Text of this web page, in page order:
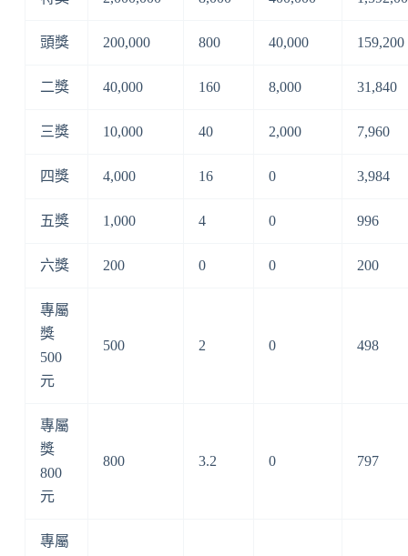
頭獎 200,000 800 40,000 159,200
二獎 40,000 160 8,000 31,840
三獎 10,000 40 2,000 7,960
四獎 4,000 16 0 3,984
五獎 1,000 4 0 996
六獎 200 0 0 200
專屬
獎
500
元
500 2 0 498
專屬
獎
800
元
800 3.2 0 797
專屬